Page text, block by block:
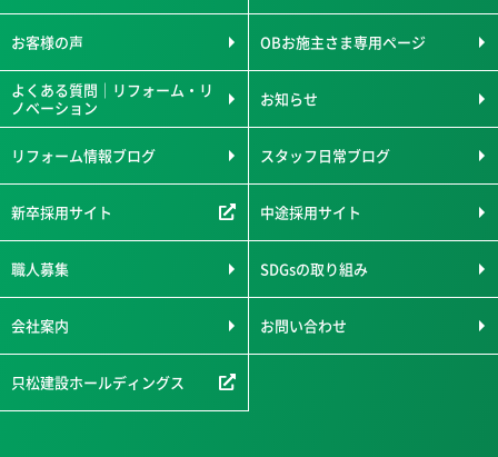
お客様の声 OBお施主さま専用ページ
よくある質問｜リフォーム・リ
ノベーション
お知らせ
リフォーム情報ブログ スタッフ日常ブログ
新卒採用サイト 中途採用サイト
職人募集 SDGsの取り組み
会社案内 お問い合わせ
只松建設ホールディングス